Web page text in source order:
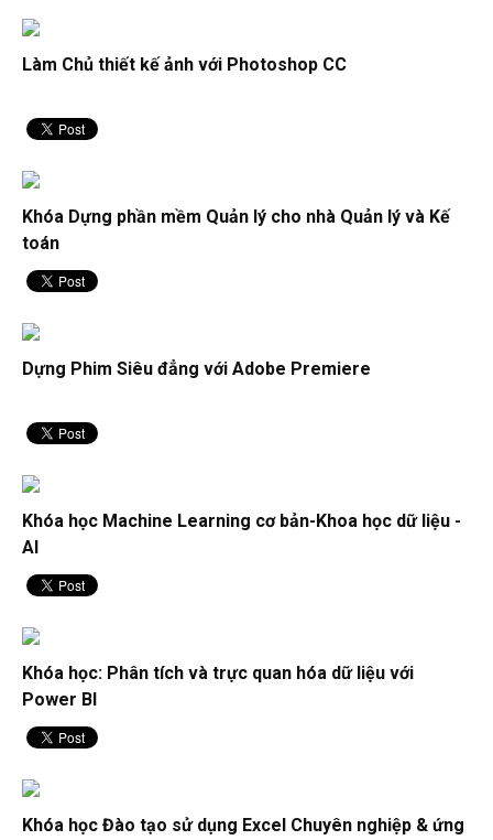
Làm Chủ thiết kế ảnh với Photoshop CC
Khóa Dựng phần mềm Quản lý cho nhà Quản lý và Kế
toán
Dựng Phim Siêu đẳng với Adobe Premiere
Khóa học Machine Learning cơ bản-Khoa học dữ liệu -
AI
Khóa học: Phân tích và trực quan hóa dữ liệu với
Power BI
Khóa học Đào tạo sử dụng Excel Chuyên nghiệp & ứng